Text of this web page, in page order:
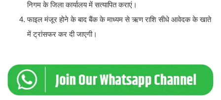
निगम के जिला कार्यालय में सत्यापित कराएं।
फाइल मंजूर होने के बाद बैंक के माध्यम से ऋण राशि सीधे आवेदक के खाते
में ट्रांसफर कर दी जाएगी।